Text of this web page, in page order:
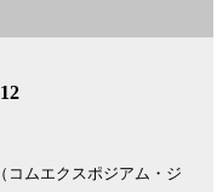
コムエクスポジアム・ジ